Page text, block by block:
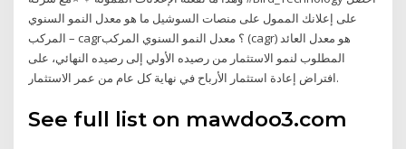
على إعلانك الممول على منصات السوشيل ما هو معدل النمو السنوي
المركب – cagr؟ معدل النمو السنوي المركب (cagr) هو معدل العائد
المطلوب لنمو الاستثمار من رصيده الأولي إلى رصيده النهائي، على
افتراض إعادة استثمار الأرباح في نهاية كل عام من عمر الاستثمار.
See full list on mawdoo3.com